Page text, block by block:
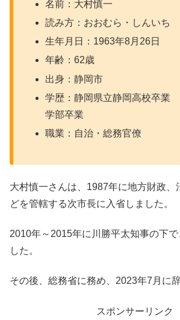
名前：大村慎一
読み方：おおむら・しんいち
生年月日：1963年8月26日
年齢：62歳
出身：静岡市
学歴：静岡県立静岡高校卒業
学部卒業
職業：自治・総務官僚
大村慎一さんは、1987年に地方財政、
どを管轄する次市長に入省しました。
2010年～2015年に川勝平太知事の下で
した。
その後、総務省に務め、2023年7月に
スポンサーリンク